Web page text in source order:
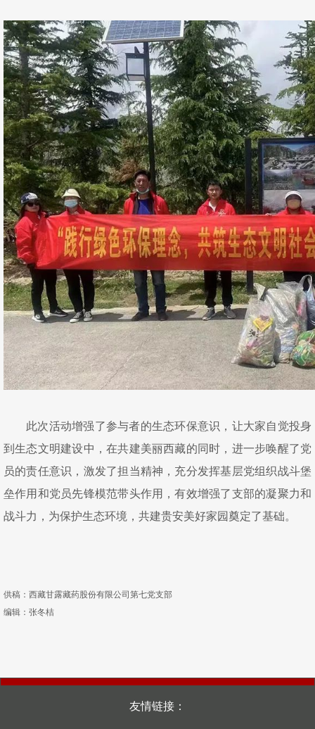
此次活动增强了参与者的生态环保意识，让大家自觉投身
到生态文明建设中，在共建美丽西藏的同时，进一步唤醒了党
员的责任意识，激发了担当精神，充分发挥基层党组织战斗堡
垒作用和党员先锋模范带头作用，有效增强了支部的凝聚力和
战斗力，为保护生态环境，共建贵安美好家园奠定了基础。
供稿：西藏甘露藏药股份有限公司第七党支部
编辑：张冬桔
友情链接：